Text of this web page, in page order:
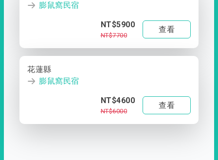
膨鼠窩民宿
NT$5900
NT$7700
查看
花蓮縣
膨鼠窩民宿
NT$4600
NT$6000
查看